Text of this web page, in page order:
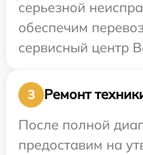
серьезной
обеспечим
сервисный центр
3
Ремонт
После полной
предоставим на